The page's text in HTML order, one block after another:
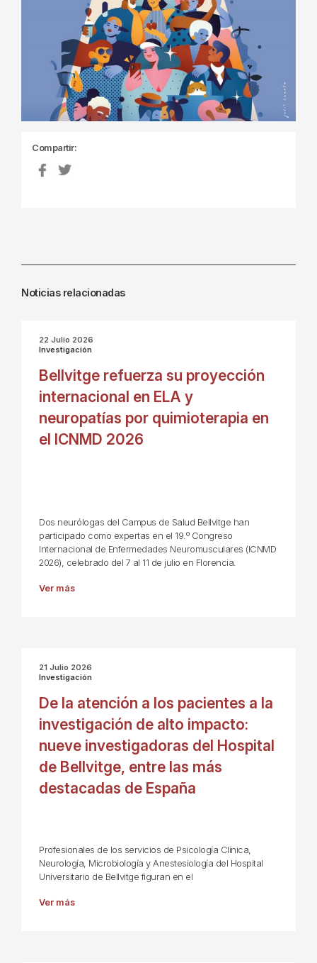
Compartir:
Noticias relacionadas
22 Julio 2026
Investigación
Bellvitge refuerza su proyección
internacional en ELA y
neuropatías por quimioterapia en
el ICNMD 2026
Dos neurólogas del Campus de Salud Bellvitge han
participado como expertas en el 19.º Congreso
Internacional de Enfermedades Neuromusculares (ICNMD
2026), celebrado del 7 al 11 de julio en Florencia.
Ver más
21 Julio 2026
Investigación
De la atención a los pacientes a la
investigación de alto impacto:
nueve investigadoras del Hospital
de Bellvitge, entre las más
destacadas de España
Profesionales de los servicios de Psicología Clínica,
Neurología, Microbiología y Anestesiología del Hospital
Universitario de Bellvitge figuran en el
Ver más